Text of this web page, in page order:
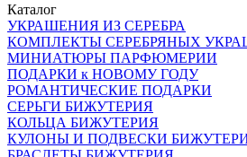
Каталог
УКРАШЕНИЯ ИЗ СЕРЕБРА
КОМПЛЕКТЫ СЕРЕБРЯНЫХ
МИНИАТЮРЫ ПАРФЮМЕРИИ
ПОДАРКИ к НОВОМУ ГОДУ
РОМАНТИЧЕСКИЕ ПОДАРКИ
СЕРЬГИ БИЖУТЕРИЯ
КОЛЬЦА БИЖУТЕРИЯ
КУЛОНЫ И ПОДВЕСКИ